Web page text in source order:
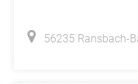
56235 Ransbach-